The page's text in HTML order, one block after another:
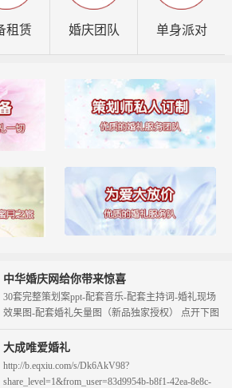
租赁 婚庆团队 单身派对
中华婚庆网给你带来惊喜
30套完整策划案ppt-配套音乐-配套主持词-婚礼现场
效果图-配套婚礼矢量图（新品独家授权） 点开下图
大成唯爱婚礼
http://b.eqxiu.com/s/Dk6AkV98?
share_level=1&from_user=83d9954b-b8f1-42ea-8e8c-